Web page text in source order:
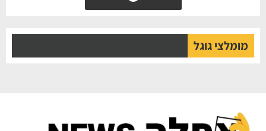
מומלצי גוגל